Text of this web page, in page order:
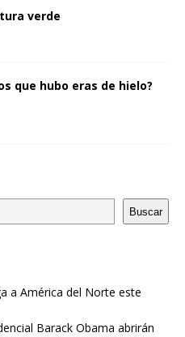
verde
que hubo eras de hielo?
Buscar
a América del Norte este
Barack Obama abrirán